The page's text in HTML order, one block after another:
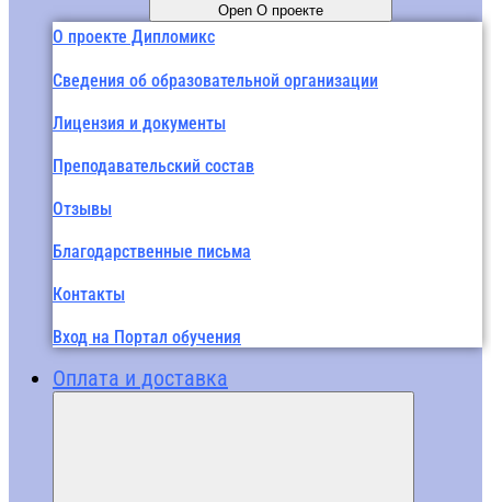
Open О проекте
О проекте Дипломикс
Сведения об образовательной организации
Лицензия и документы
Преподавательский состав
Отзывы
Благодарственные письма
Контакты
Вход на Портал обучения
Оплата и доставка